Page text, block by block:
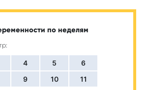
по неделям
4 5
6
9 10
11